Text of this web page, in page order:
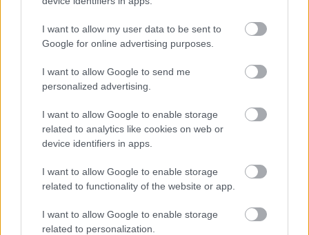
I want to allow my user data to be sent to
Google for online advertising purposes.
I want to allow Google to send me
personalized advertising.
I want to allow Google to enable storage
related to analytics like cookies on web or
device identifiers in apps.
I want to allow Google to enable storage
related to functionality of the website or app.
I want to allow Google to enable storage
related to personalization.
Ha ezt érzed evés után, a szervezeted fontos dologra
próbál figyelmeztetni